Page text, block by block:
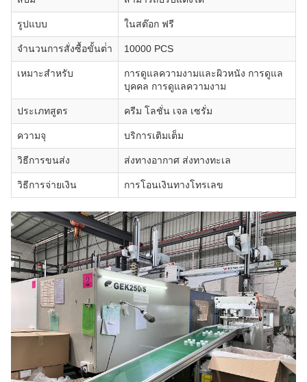
รูปแบบ ในสต๊อก ฟรี
จํานวนการสั่งซื้อขั้นต่ํา 10000 PCS
เหมาะสําหรับ
การดูแลความงามและผิวหนัง การดูแล
บุคคล การดูแลความงาม
ประเภทสูตร ครีม โลชั่น เจล เซรั่ม
ความจุ บริการเติมเต็ม
วิธีการขนส่ง ส่งทางอากาศ ส่งทางทะเล
วิธีการจ่ายเงิน การโอนเงินทางโทรเลข